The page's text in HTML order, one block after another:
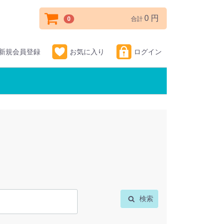
規会員登録 お気に入り ログイン
0 合計 0 円
検索